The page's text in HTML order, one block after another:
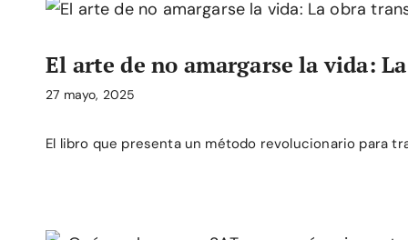
El arte de no amargarse la vida:
27 mayo, 2025
El libro que presenta un método revolucionario para